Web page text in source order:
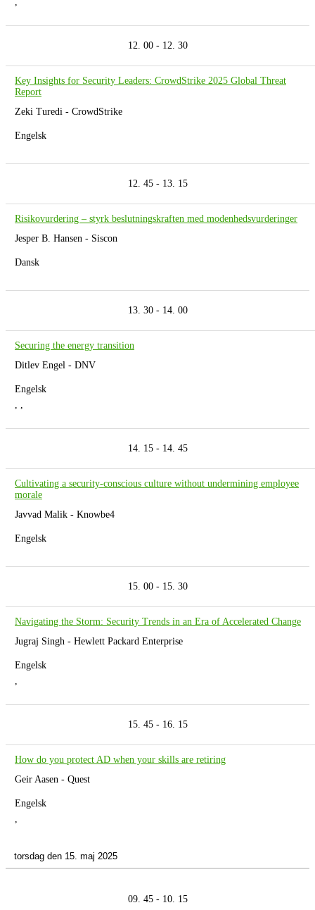
12. 00 - 12. 30
Key Insights for Security Leaders: CrowdStrike 2025 Global Threat
Report
Zeki Turedi - CrowdStrike
Engelsk
12. 45 - 13. 15
Risikovurdering – styrk beslutningskraften med modenhedsvurderinger
Jesper B. Hansen - Siscon
Dansk
13. 30 - 14. 00
Securing the energy transition
Ditlev Engel - DNV
Engelsk
, ,
14. 15 - 14. 45
Cultivating a security-conscious culture without undermining employee
morale
Javvad Malik - Knowbe4
Engelsk
15. 00 - 15. 30
Navigating the Storm: Security Trends in an Era of Accelerated Change
Jugraj Singh - Hewlett Packard Enterprise
Engelsk
,
15. 45 - 16. 15
How do you protect AD when your skills are retiring
Geir Aasen - Quest
Engelsk
,
torsdag den 15. maj 2025
09. 45 - 10. 15